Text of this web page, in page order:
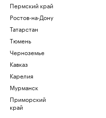
Пермский край
Ростов-на-Дону
Татарстан
Тюмень
Черноземье
Кавказ
Карелия
Мурманск
Приморский
край